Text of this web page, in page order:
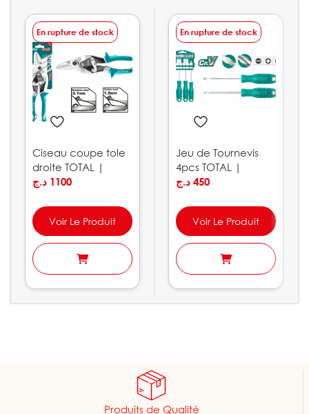
En rupture de stock
Ciseau coupe tole
droite TOTAL |
THT523106
1100 د.ج
Voir Le Produit
En rupture de stock
Jeu de Tournevis
4pcs TOTAL |
THTDC250401
450 د.ج
Voir Le Produit
Produits de Qualité